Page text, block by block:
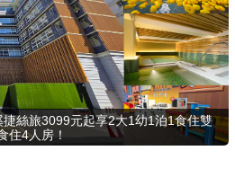
絲旅3099元起享2大1幼1泊1食住雙
住4人房！